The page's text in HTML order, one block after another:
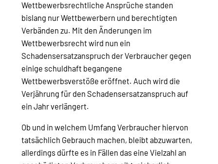
Wettbewerbsrechtliche Ansprüche standen
bislang nur Wettbewerbern und berechtigten
Verbänden zu. Mit den Änderungen im
Wettbewerbsrecht wird nun ein
Schadensersatzanspruch der Verbraucher gegen
einige schuldhaft begangene
Wettbewerbsverstöße eröffnet. Auch wird die
Verjährung für den Schadensersatzanspruch auf
ein Jahr verlängert.
Ob und in welchem Umfang Verbraucher hiervon
tatsächlich Gebrauch machen, bleibt abzuwarten,
allerdings dürfte es in Fällen das eine Vielzahl an